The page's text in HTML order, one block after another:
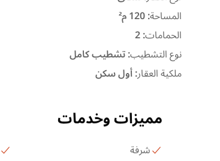
المساحة:120 م²
الحمامات:
2
نوع التشطيب:تشطيب كامل
ملكية العقار:أول سكن
مميزات وخدمات
شرفة